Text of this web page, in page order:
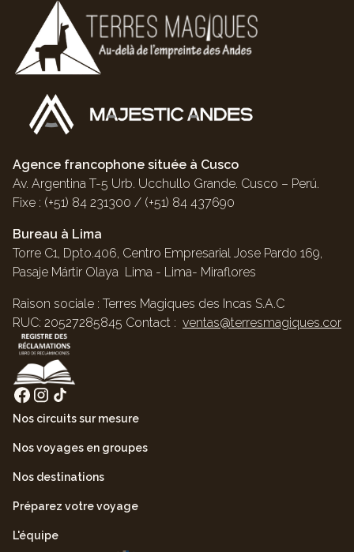
Agence francophone située à Cusco
Av. Argentina T-5 Urb. Ucchullo Grande. Cusco – Perú.
Fixe : (+51) 84 231300 / (+51) 84 437690
Bureau à Lima
Torre C1, Dpto.406, Centro Empresarial Jose Pardo 169,
Pasaje Mártir Olaya Lima - Lima- Miraflores
Raison sociale : Terres Magiques des Incas S.A.C
RUC: 20527285845 Contact : ventas@terresmagiques.com
Nos circuits sur mesure
Nos voyages en groupes
Nos destinations
Préparez votre voyage
L'équipe